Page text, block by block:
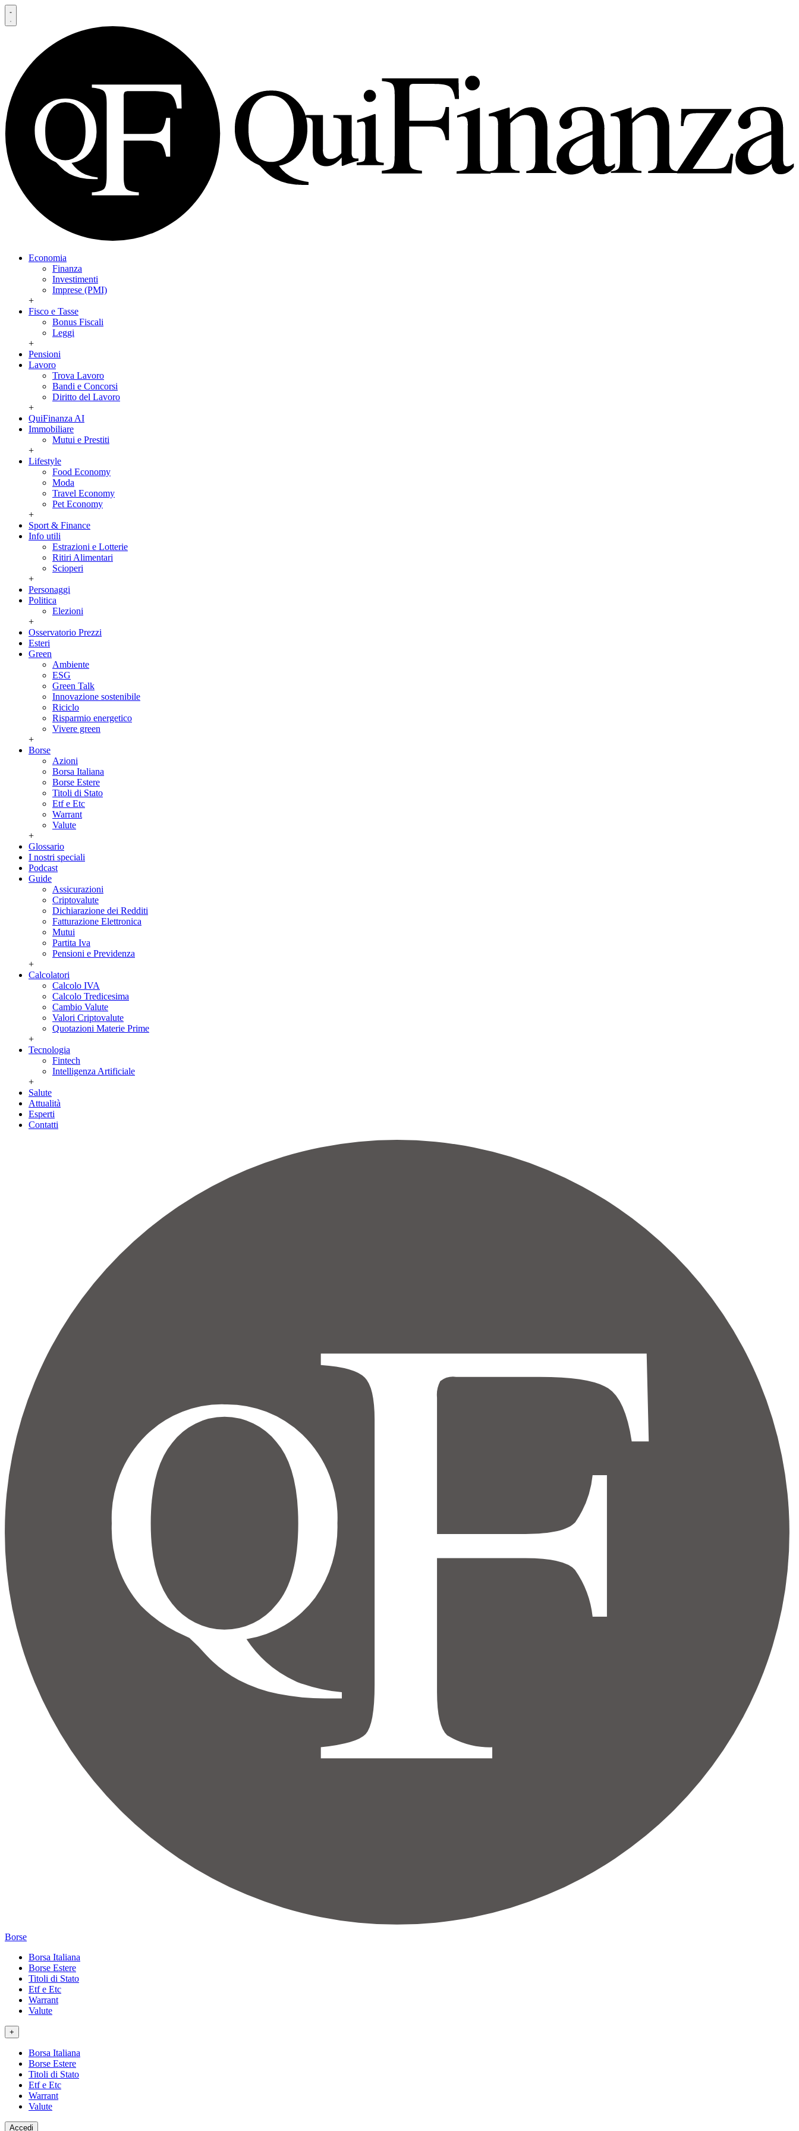
Economia
Finanza
Investimenti
Imprese (PMI)
+
Fisco e Tasse
Bonus Fiscali
Leggi
+
Pensioni
Lavoro
Trova Lavoro
Bandi e Concorsi
Diritto del Lavoro
+
QuiFinanza AI
Immobiliare
Mutui e Prestiti
+
Lifestyle
Food Economy
Moda
Travel Economy
Pet Economy
+
Sport & Finance
Info utili
Estrazioni e Lotterie
Ritiri Alimentari
Scioperi
+
Personaggi
Politica
Elezioni
+
Osservatorio Prezzi
Esteri
Green
Ambiente
ESG
Green Talk
Innovazione sostenibile
Riciclo
Risparmio energetico
Vivere green
+
Borse
Azioni
Borsa Italiana
Borse Estere
Titoli di Stato
Etf e Etc
Warrant
Valute
+
Glossario
I nostri speciali
Podcast
Guide
Assicurazioni
Criptovalute
Dichiarazione dei Redditi
Fatturazione Elettronica
Mutui
Partita Iva
Pensioni e Previdenza
+
Calcolatori
Calcolo IVA
Calcolo Tredicesima
Cambio Valute
Valori Criptovalute
Quotazioni Materie Prime
+
Tecnologia
Fintech
Intelligenza Artificiale
+
Salute
Attualità
Esperti
Contatti
Borse
Borsa Italiana
Borse Estere
Titoli di Stato
Etf e Etc
Warrant
Valute
+
Borsa Italiana
Borse Estere
Titoli di Stato
Etf e Etc
Warrant
Valute
Accedi